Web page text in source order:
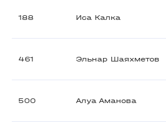
188 Иса Калка
461 Эльнар Шаяхметов
500 Алуа Аманова